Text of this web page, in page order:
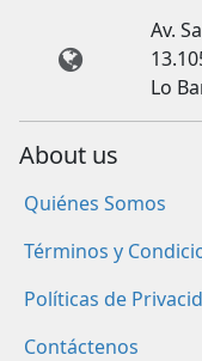
Av.
Lo
About us
Quiénes Somos
Términos y
Políticas de
Contáctenos